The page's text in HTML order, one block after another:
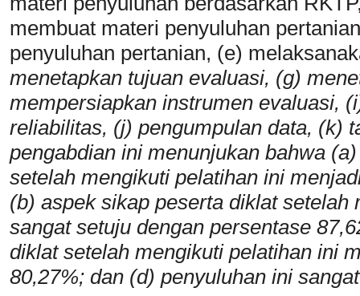
membuat materi penyuluhan
penyuluhan pertanian, (e)
menetapkan tujuan evaluasi, (g)
mempersiapkan instrumen evaluasi,
reliabilitas, (j) pengumpulan data, (k)
pengabdian ini menunjukan bahwa
setelah mengikuti pelatihan ini
(b) aspek sikap peserta diklat
sangat setuju dengan persentase
diklat setelah mengikuti pelatihan ini
80,27%; dan (d) penyuluhan ini